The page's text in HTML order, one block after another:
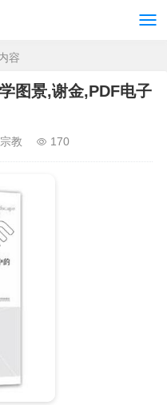
容
图景,谢金,PDF电子
教 170